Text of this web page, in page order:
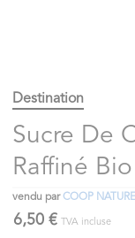
Destination
Sucre De
Raffiné
vendu parCOOP NATURE
6,50 € TVA incluse